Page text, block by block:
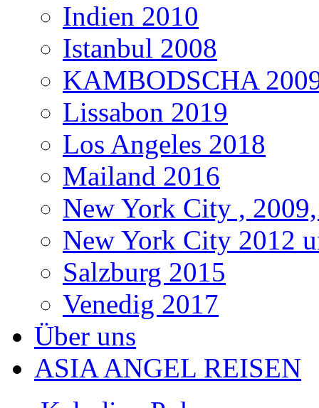
Indien 2010
Istanbul 2008
KAMBODSCHA
Lissabon 2019
Los Angeles 2018
Mailand 2016
New York City ,
New York City 2012
Salzburg 2015
Venedig 2017
Über uns
ASIA ANGEL REISEN